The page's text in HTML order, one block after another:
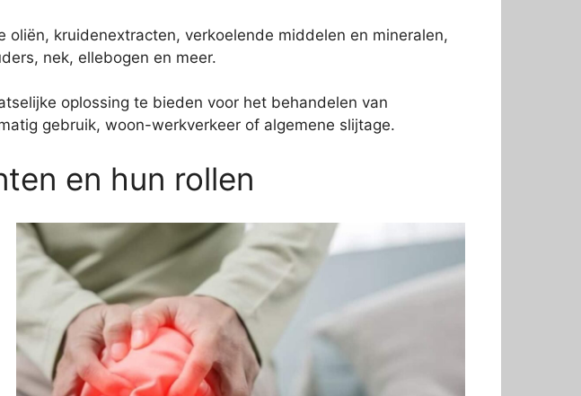
kruidenextracten, verkoelende middelen en mineralen,
nek, ellebogen en meer.
oplossing te bieden voor het behandelen van
gebruik, woon-werkverkeer of algemene slijtage.
en hun rollen